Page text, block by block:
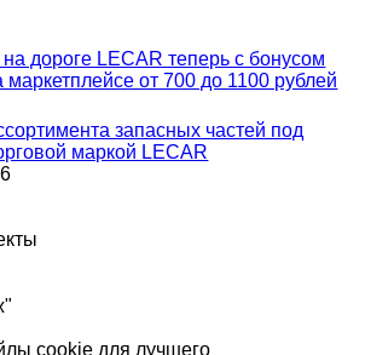
дороге LECAR теперь с бонусом
от 700 до 1100 рублей
запасных частей под
маркой LECAR
cookie для лучшего